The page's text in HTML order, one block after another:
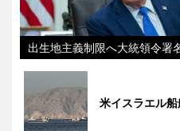
出生地主義制限へ大統領令署
米イスラエル